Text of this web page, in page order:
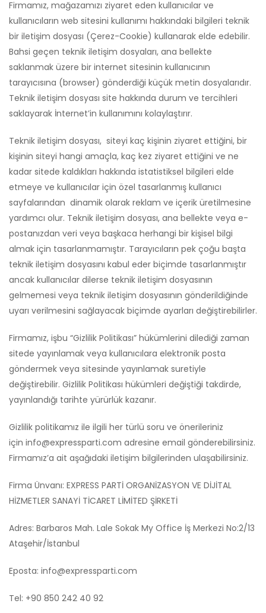
Firmamız, mağazamızı ziyaret eden kullanıcılar ve
kullanıcıların web sitesini kullanımı hakkındaki bilgileri teknik
bir iletişim dosyası (Çerez-Cookie) kullanarak elde edebilir.
Bahsi geçen teknik iletişim dosyaları, ana bellekte
saklanmak üzere bir internet sitesinin kullanıcının
tarayıcısına (browser) gönderdiği küçük metin dosyalarıdır.
Teknik iletişim dosyası site hakkında durum ve tercihleri
saklayarak İnternet’in kullanımını kolaylaştırır.
Teknik iletişim dosyası, siteyi kaç kişinin ziyaret ettiğini, bir
kişinin siteyi hangi amaçla, kaç kez ziyaret ettiğini ve ne
kadar sitede kaldıkları hakkında istatistiksel bilgileri elde
etmeye ve kullanıcılar için özel tasarlanmış kullanıcı
sayfalarından dinamik olarak reklam ve içerik üretilmesine
yardımcı olur. Teknik iletişim dosyası, ana bellekte veya e-
postanızdan veri veya başkaca herhangi bir kişisel bilgi
almak için tasarlanmamıştır. Tarayıcıların pek çoğu başta
teknik iletişim dosyasını kabul eder biçimde tasarlanmıştır
ancak kullanıcılar dilerse teknik iletişim dosyasının
gelmemesi veya teknik iletişim dosyasının gönderildiğinde
uyarı verilmesini sağlayacak biçimde ayarları değiştirebilirler.
Firmamız, işbu “Gizlilik Politikası” hükümlerini dilediği zaman
sitede yayınlamak veya kullanıcılara elektronik posta
göndermek veya sitesinde yayınlamak suretiyle
değiştirebilir. Gizlilik Politikası hükümleri değiştiği takdirde,
yayınlandığı tarihte yürürlük kazanır.
Gizlilik politikamız ile ilgili her türlü soru ve önerileriniz
için info@expressparti.com adresine email gönderebilirsiniz.
Firmamız’a ait aşağıdaki iletişim bilgilerinden ulaşabilirsiniz.
Firma Ünvanı: EXPRESS PARTİ ORGANİZASYON VE DİJİTAL
HİZMETLER SANAYİ TİCARET LİMİTED ŞİRKETİ
Adres: Barbaros Mah. Lale Sokak My Office İş Merkezi No:2/13
Ataşehir/İstanbul
Eposta: info@expressparti.com
Tel: +90 850 242 40 92